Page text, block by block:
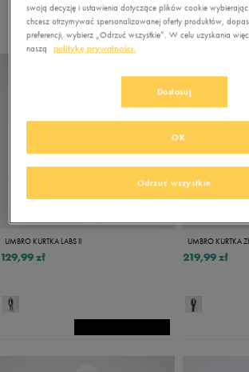
Wybrane filtry: NIEROZPINANE
UMBRO KURTKA LABS II
129,99 zł
UMBRO KURTKA
219,99 zł
swoją decyzję i ustawienia dotyczące plików cookie wybierając
chcesz otrzymywać spersonalizowanej oferty produktów,
preferencji, wybierz „Odrzuć wszystkie”. W celu uzyskania
naszą
politykę prywatności.
Dostosuj
Odrzuć wszystkie
OK